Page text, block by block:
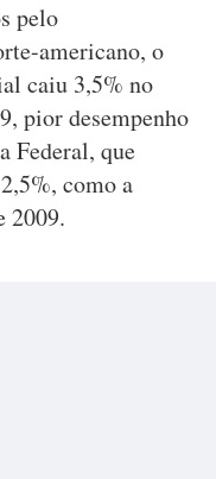
pelo
americano, o
caiu 3,5% no
pior desempenho
Federal, que
como a
2009.